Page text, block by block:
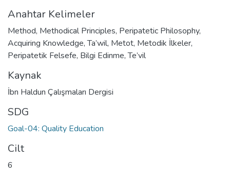
Anahtar Kelimeler
Method, Methodical Principles, Peripatetic Philosophy,
Acquiring Knowledge,Ta’wil, Metot, Metodik İlkeler,
Peripatetik Felsefe, Bilgi Edinme,Te’vil
Kaynak
İbn Haldun Çalışmaları Dergisi
SDG
Goal-04: Quality Education
Cilt
6